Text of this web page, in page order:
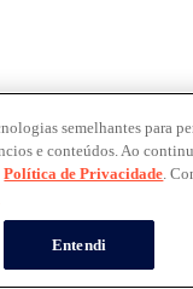
semelhantes para
e conteúdos. Ao
Política de Privacidade.
Entendi